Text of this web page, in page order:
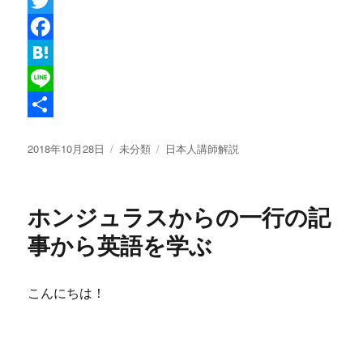
T
w
i
e
F
a
c
b
k
H
a
e
L
n
有
投
2018年10月28日
カ
ー
未分類
タ
日本人講師解説
ホンジュラスからの一行の記
事から英語を学ぶ
こんにちは！